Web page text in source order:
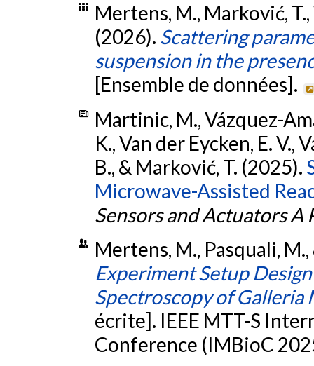
Mertens, M., Marković,
(2026). Scattering
suspension in the
[Ensemble de données].
Martinic, M., Vázquez-
K., Van der Eycken, E. V.,
B., & Marković, T. (2025).
Microwave-Assisted
Sensors and Actuators A
Mertens, M., Pasquali,
Experiment Setup
Spectroscopy of Galleria
écrite]. IEEE MTT-S
Conference (IMBioC